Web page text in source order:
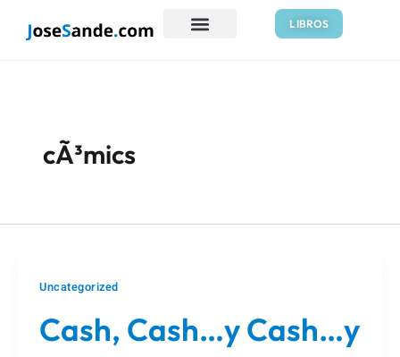
LIBROS
cÃ³mics
Uncategorized
Cash, Cash…y Cash…y
de